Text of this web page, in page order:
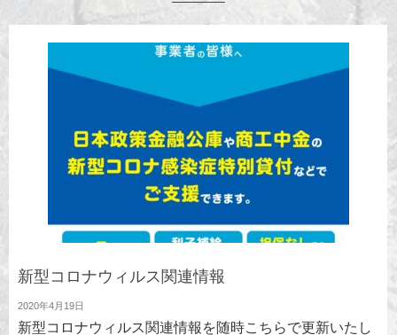
新型コロナウィルス関連情報
2020年4月19日
新型コロナウィルス関連情報を随時こちらで更新いたし